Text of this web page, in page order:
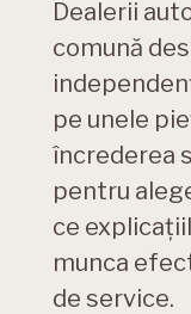
Dealerii
comună
pe unele
încrederea
pentru
ce
munca
de service.